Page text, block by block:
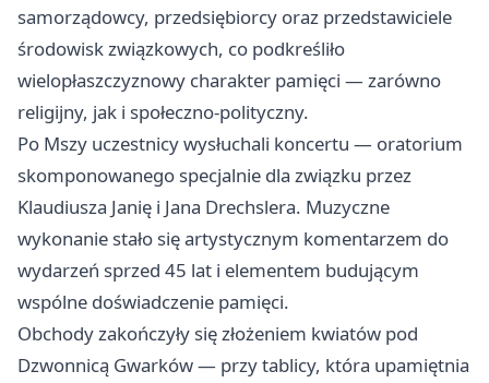
samorządowcy, przedsiębiorcy oraz przedstawiciele
środowisk związkowych, co podkreśliło
wielopłaszczyznowy charakter pamięci — zarówno
religijny, jak i społeczno-polityczny.
Po Mszy uczestnicy wysłuchali koncertu — oratorium
skomponowanego specjalnie dla związku przez
Klaudiusza Janię i Jana Drechslera. Muzyczne
wykonanie stało się artystycznym komentarzem do
wydarzeń sprzed 45 lat i elementem budującym
wspólne doświadczenie pamięci.
Obchody zakończyły się złożeniem kwiatów pod
Dzwonnicą Gwarków — przy tablicy, która upamiętnia